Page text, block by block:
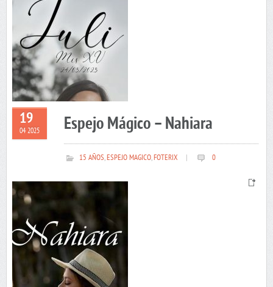
19
04 2025 Espejo Mágico – Nahiara
15 AÑOS,ESPEJO MAGICO,FOTERIX 0